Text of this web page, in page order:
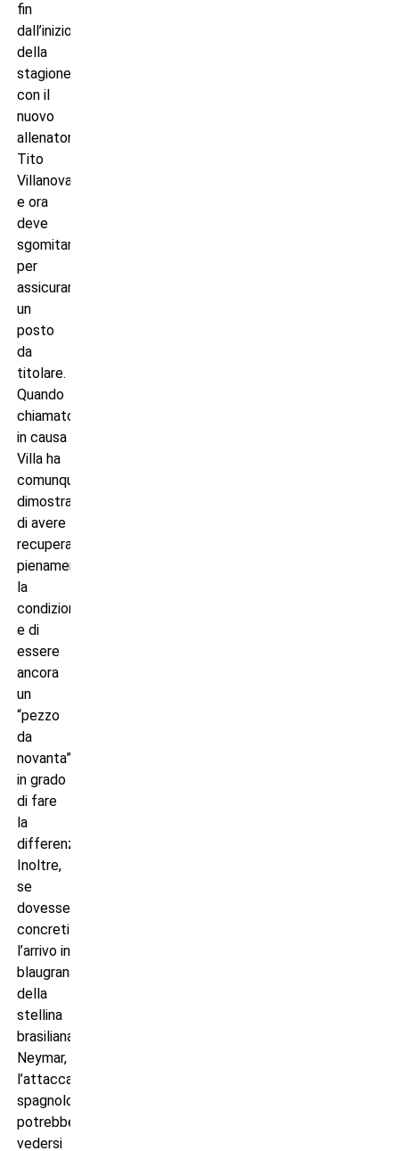
fin
dall’inizio
della
stagione
con il
nuovo
allenatore
Tito
Villanova,
e ora
deve
sgomitare
per
assicurarsi
un
posto
da
titolare.
Quando
chiamato
in causa
Villa ha
comunque
dimostrato
di avere
recuperato
pienamente
la
condizione,
e di
essere
ancora
un
“pezzo
da
novanta”
in grado
di fare
la
differenza.
Inoltre,
se
dovesse
concretizzarsi
l’arrivo in
blaugrana
della
stellina
brasiliana
Neymar,
l’attaccante
spagnolo
potrebbe
vedersi